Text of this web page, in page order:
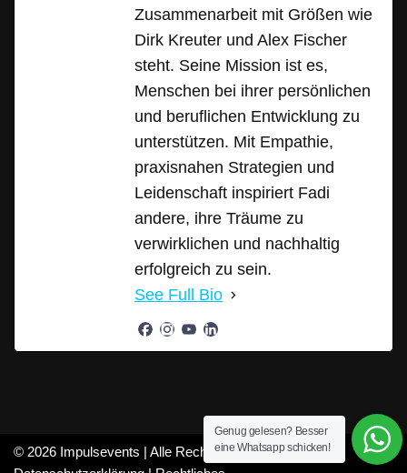
Zusammenarbeit mit Größen wie
Dirk Kreuter und Alex Fischer
steht. Seine Mission ist es,
Menschen bei ihrer persönlichen
und beruflichen Entwicklung zu
unterstützen. Mit Empathie,
praxisnahen Strategien und
Leidenschaft inspiriert Fadi
andere, ihre Träume zu
verwirklichen und nachhaltig
erfolgreich zu sein.
See Full Bio
© 2026 Impulsevents | Alle Rechte vorbehalten |
Genug gelesen? Besser
eine Whatsapp schicken!